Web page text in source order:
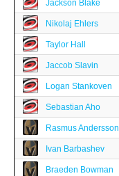
Jackson Blake
Nikolaj Ehlers
Taylor Hall
Jaccob Slavin
Logan Stankoven
Sebastian Aho
Rasmus Andersson
Ivan Barbashev
Braeden Bowman